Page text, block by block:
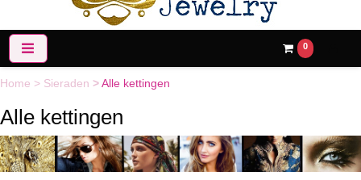
0
Home > Sieraden >Alle kettingen
Alle kettingen